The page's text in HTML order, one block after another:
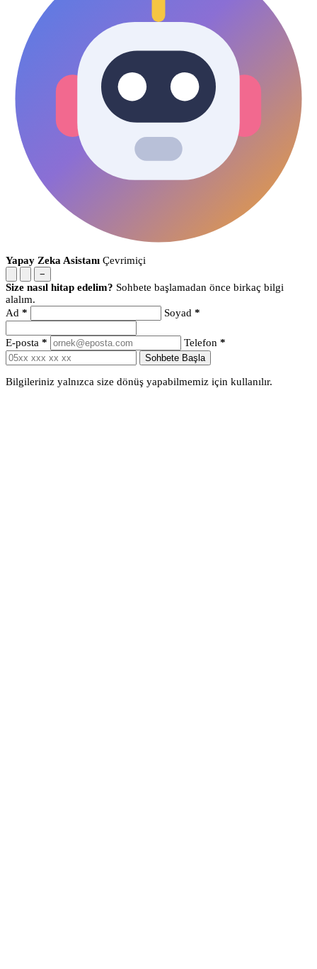
Yapay Zeka Asistanı Çevrimiçi
−
Size nasıl hitap edelim? Sohbete başlamadan önce birkaç bilgi
alalım.
Ad * Soyad *
E-posta * Telefon *
Sohbete Başla
Bilgileriniz yalnızca size dönüş yapabilmemiz için kullanılır.